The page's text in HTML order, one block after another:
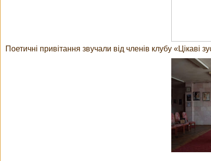
Поетичні привітання звучали від членів клубу «Цікаві